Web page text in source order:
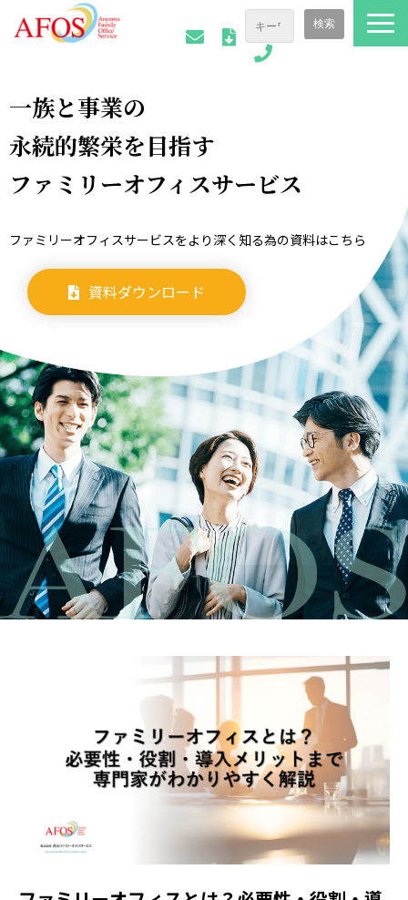
会社情報
AFOSトピックス
一族と事業の
永続的繁栄を目指す
ファミリーオフィスサービス
ファミリーオフィスサービスをより深く知る為の資料はこちら
資料ダウンロード